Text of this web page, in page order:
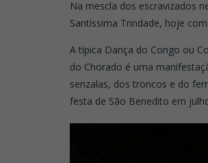
Na mescla dos escravizados
Santíssima Trindade, hoje
A típica Dança do Congo ou
do Chorado é uma
senzalas, dos troncos e do
festa de São Benedito em